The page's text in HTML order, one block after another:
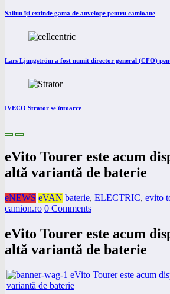
Sailun își extinde gama de anvelope pentru camioane
Lars Ljungström a fost numit director general (CFO)
IVECO Strator se întoarce
eVito Tourer este acum
altă variantă de baterie
eNEWS eVAN baterie, ELECTRIC, evito
camion.ro 0 Comments
eVito Tourer este acum
altă variantă de baterie